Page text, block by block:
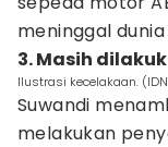
meninggal
3. Masih
Ilustrasi kecelakaan.
Suwandi
melakukan